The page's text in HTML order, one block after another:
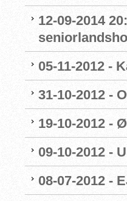
12-09-2014
05-11-2012 -
31-10-2012 -
19-10-2012 -
09-10-2012 -
08-07-2012 -